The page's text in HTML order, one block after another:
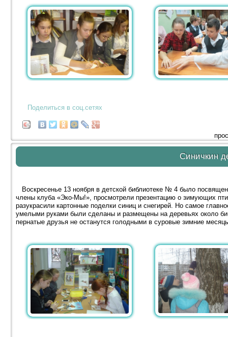
Поделиться в соц.сетях
Синичкин
Воскресенье 13 ноября в детской библиотеке № 4 было
члены клуба «Эко-Мы!», просмотрели презентацию о зимующих
разукрасили картонные поделки синиц и снегирей. Но самое
умелыми руками были сделаны и размещены на деревьях около
пернатые друзья не останутся голодными в суровые зимние